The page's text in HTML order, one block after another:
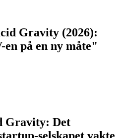
Gravity (2026):
en på en ny måte"
Gravity: Det
selskapet vakte